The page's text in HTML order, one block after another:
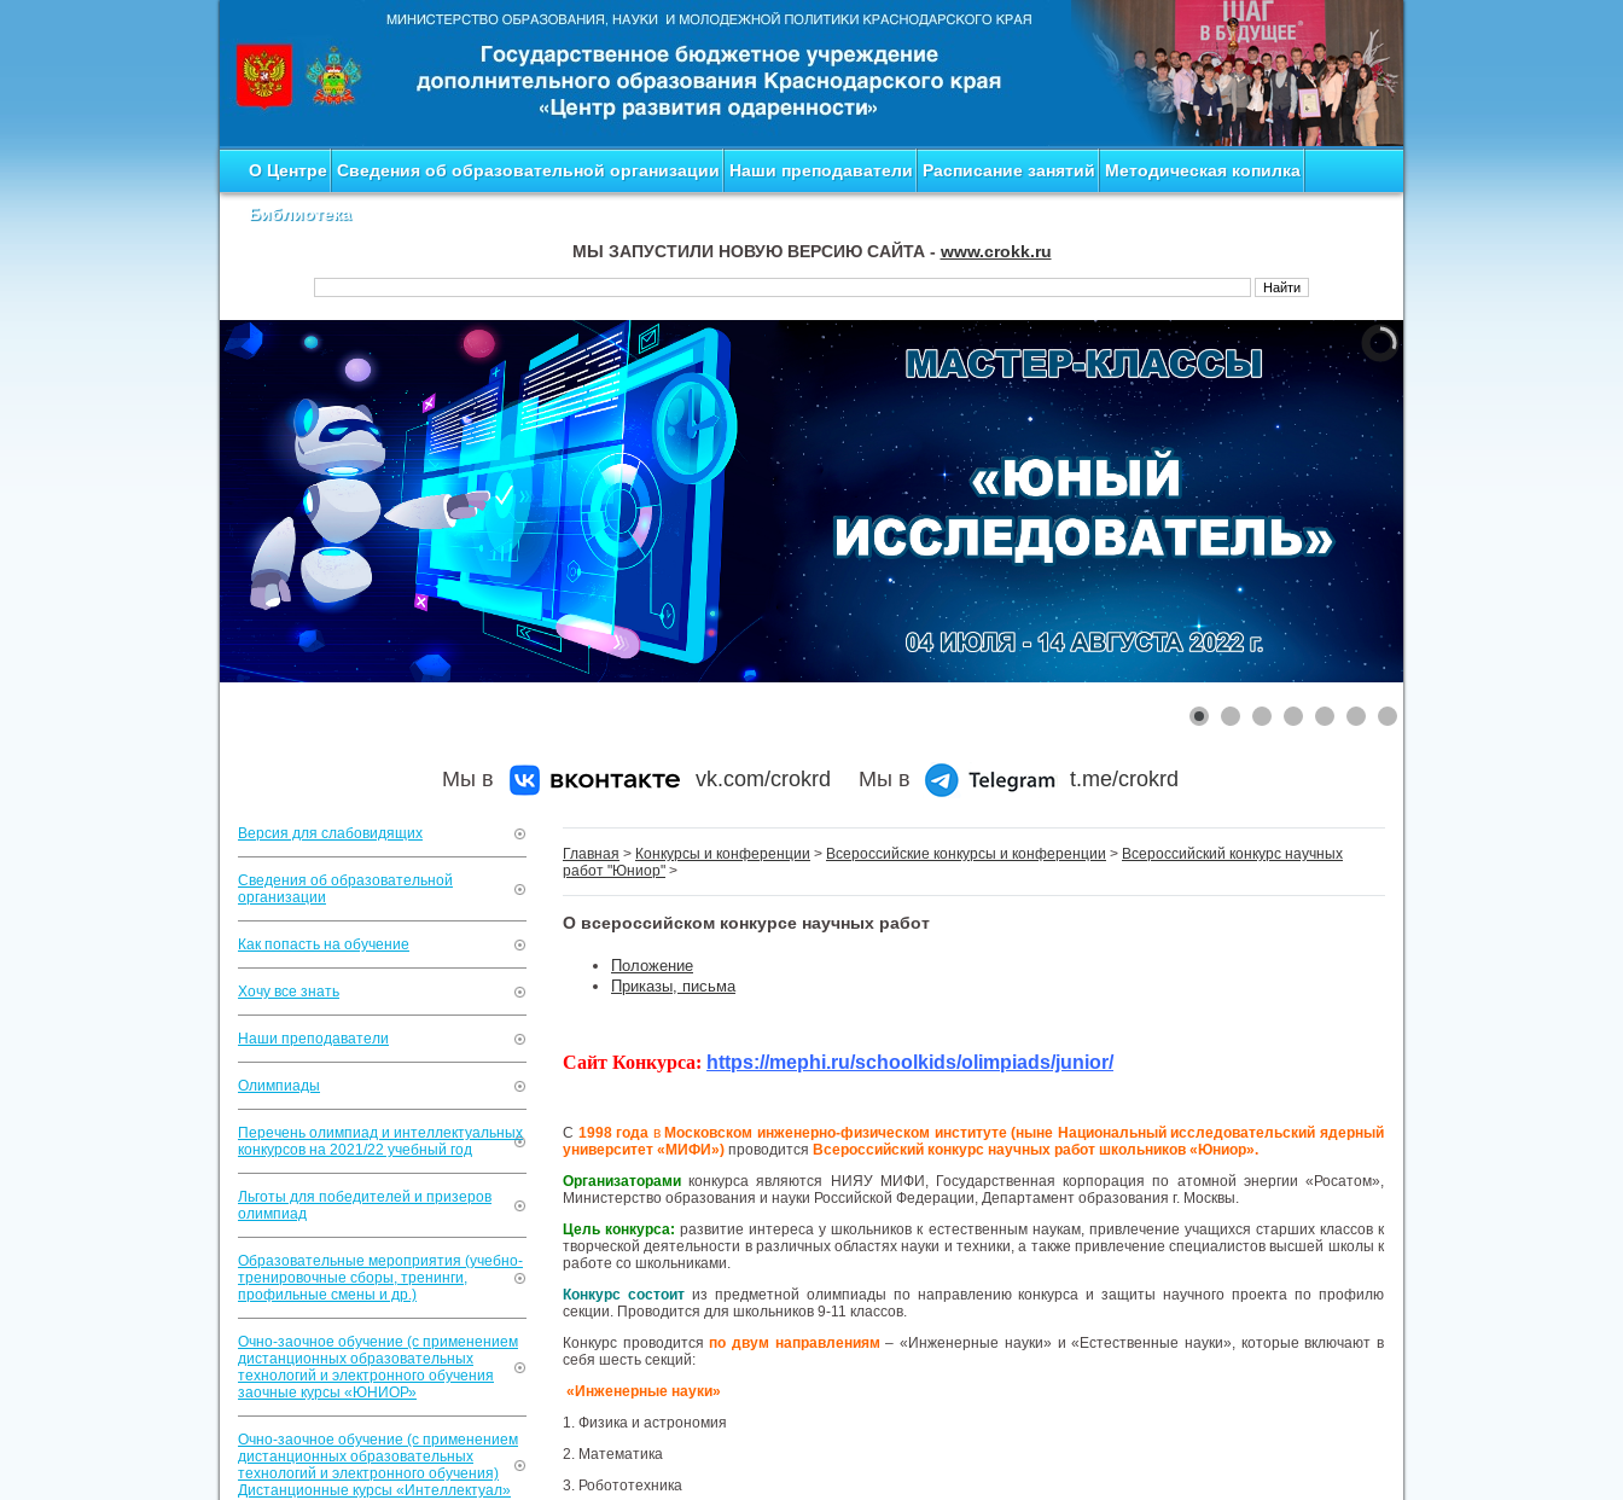
О Центре Сведения об образовательной организации Наши преподаватели Расписание занятий Методическая копилка
Библиотека
МЫ ЗАПУСТИЛИ НОВУЮ ВЕРСИЮ САЙТА - www.crokk.ru
Мы в vk.com/crokrd Мы в t.me/crokrd
Версия для слабовидящих
Сведения об образовательной
организации
Как попасть на обучение
Хочу все знать
Наши преподаватели
Олимпиады
Перечень олимпиад и интеллектуальных
конкурсов на 2021/22 учебный год
Льготы для победителей и призеров
олимпиад
Образовательные мероприятия (учебно-
тренировочные сборы, тренинги,
профильные смены и др.)
Очно-заочное обучение (с применением
дистанционных образовательных
технологий и электронного обучения
заочные курсы «ЮНИОР»
Очно-заочное обучение (с применением
дистанционных образовательных
технологий и электронного обучения)
Дистанционные курсы «Интеллектуал»
Главная > Конкурсы и конференции > Всероссийские конкурсы и конференции > Всероссийский конкурс научных
работ "Юниор" >
О всероссийском конкурсе научных работ
Положение
Приказы, письма
Сайт Конкурса: https://mephi.ru/schoolkids/olimpiads/junior/
С 1998 года в Московском инженерно-физическом институте (ныне Национальный исследовательский ядерный
университет «МИФИ») проводится Всероссийский конкурс научных работ школьников «Юниор».
Организаторами конкурса являются НИЯУ МИФИ, Государственная корпорация по атомной энергии «Росатом»,
Министерство образования и науки Российской Федерации, Департамент образования г. Москвы.
Цель конкурса: развитие интереса у школьников к естественным наукам, привлечение учащихся старших классов к
творческой деятельности в различных областях науки и техники, а также привлечение специалистов высшей школы к
работе со школьниками.
Конкурс состоит из предметной олимпиады по направлению конкурса и защиты научного проекта по профилю
секции. Проводится для школьников 9-11 классов.
Конкурс проводитсяпо двум направлениям – «Инженерные науки» и «Естественные науки», которые включают в
себя шесть секций:
«Инженерные науки»
1. Физика и астрономия
2. Математика
3. Робототехника